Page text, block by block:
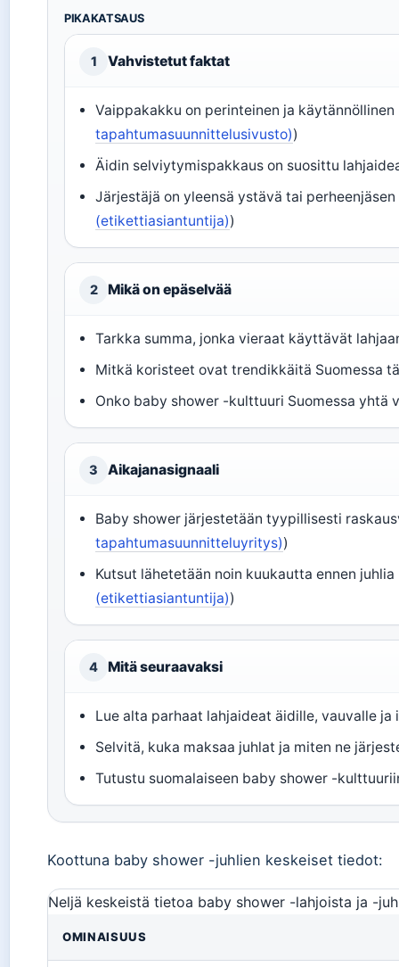
PIKAKATSAUS
1 Vahvistetut faktat
Vaippakakku on perinteinen ja käytännöllinen
tapahtumasuunnittelusivusto))
Äidin selviytymispakkaus on suosittu
Järjestäjä on yleensä ystävä tai perheenjäsen
(etikettiasiantuntija))
2 Mikä on epäselvää
Tarkka summa, jonka vieraat käyttävät
Mitkä koristeet ovat trendikkäitä Suomessa
Onko baby shower -kulttuuri Suomessa yhtä
3 Aikajanasignaali
Baby shower järjestetään tyypillisesti
tapahtumasuunnitteluyritys))
Kutsut lähetetään noin kuukautta ennen juhlia
(etikettiasiantuntija))
4 Mitä seuraavaksi
Lue alta parhaat lahjaideat äidille, vauvalle ja
Selvitä, kuka maksaa juhlat ja miten ne
Tutustu suomalaiseen baby shower -
Koottuna baby shower -juhlien keskeiset tiedot:
Neljä keskeistä tietoa baby shower -lahjoista ja -
OMINAISUUS